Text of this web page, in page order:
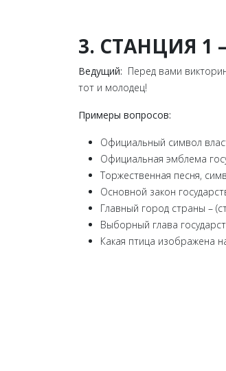
3. СТАНЦИЯ
Ведущий: Перед вами
тот и молодец!
Примеры вопросов:
Официальный символ
Официальная эмблема
Торжественная песня,
Основной закон
Главный город страны –
Выборный глава
Какая птица изображена